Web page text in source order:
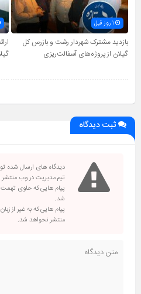
1 روز قبل
بازدید مشترک شهردار رشت و بازرس کل
گیلان از پروژه‌های آسفالت‌ریزی
ثبت دیدگاه
دیدگاه های ارسال شده
تیم مدیریت در وب
پیام هایی که حاوی تهمت
شد.
پیام هایی که به غیر از
منتشر نخواهد شد.